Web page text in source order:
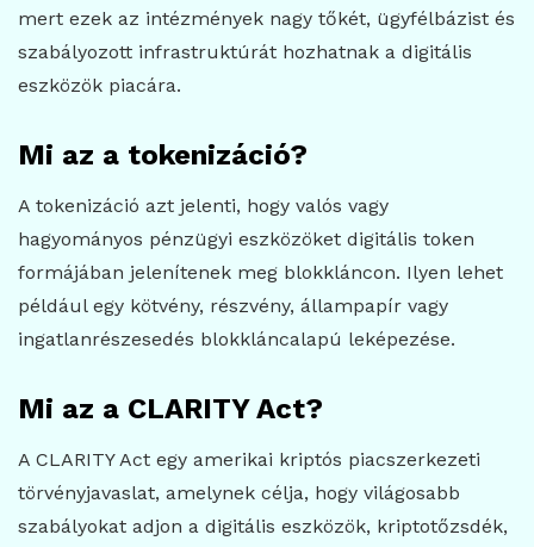
mert ezek az intézmények nagy tőkét, ügyfélbázist és
szabályozott infrastruktúrát hozhatnak a digitális
eszközök piacára.
Mi az a tokenizáció?
A tokenizáció azt jelenti, hogy valós vagy
hagyományos pénzügyi eszközöket digitális token
formájában jelenítenek meg blokkláncon. Ilyen lehet
például egy kötvény, részvény, állampapír vagy
ingatlanrészesedés blokkláncalapú leképezése.
Mi az a CLARITY Act?
A CLARITY Act egy amerikai kriptós piacszerkezeti
törvényjavaslat, amelynek célja, hogy világosabb
szabályokat adjon a digitális eszközök, kriptotőzsdék,